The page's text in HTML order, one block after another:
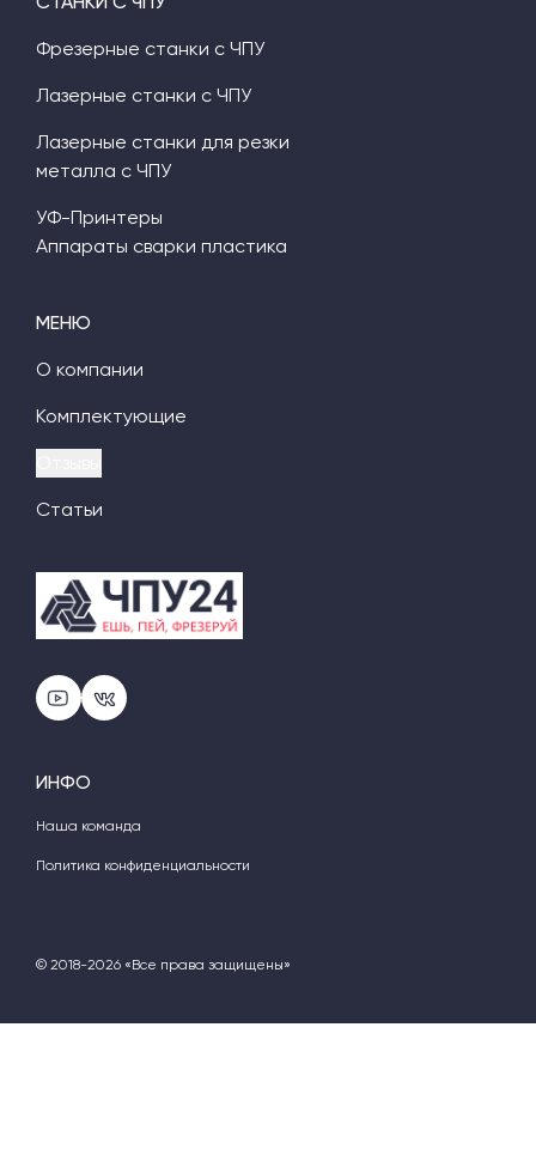
МЕНЮ
О компании
Комплектующие
Статьи
Фрезерные станки с ЧПУ
Лазерные станки с ЧПУ
Лазерные станки для резки
металла с ЧПУ
УФ-Принтеры
Аппараты сварки пластика
ИНФО
Наша команда
Политика конфиденциальности
© 2018-2026 «Все права защищены»